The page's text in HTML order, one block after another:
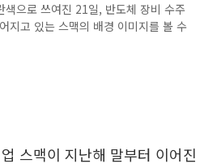
으로 쓰여진 21일, 반도체 장비 수주
지고 있는 스맥의 배경 이미지를 볼 수
스맥이 지난해 말부터 이어진